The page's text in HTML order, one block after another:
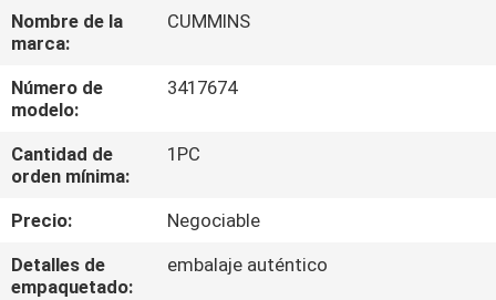
LOS
VÍDEOS
SOBRE
NOSOTROS
RECORRIDO
POR
Nombre de la
marca:
CUMMINS
Número de
modelo:
3417674
Cantidad de
orden mínima:
1PC
Precio:
Negociable
Detalles de
empaquetado:
embalaje auténtico